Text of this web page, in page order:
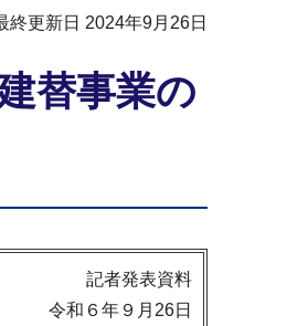
終更新日 2024年9月26日
替事業の
記者発表資料
令和６年９月26日